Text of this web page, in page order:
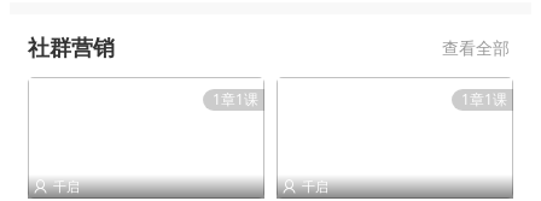
社群营销 查看全部
1章1课
 千启
1章1课
 千启